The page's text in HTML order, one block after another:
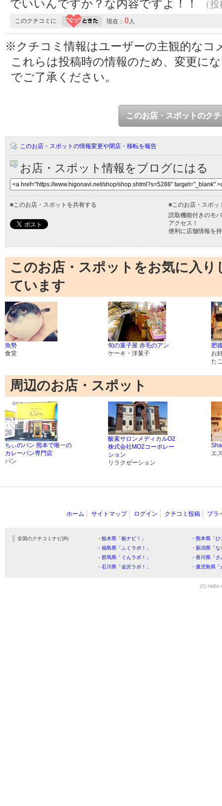
でいいんですか？な内容ですよ！！ （
このクチコミに 現在： 0人
※クチコミ情報はユーザーの主観的なコ
これらは投稿時の情報のため、変更に
でご了承ください。
このお店・スポットのク
このお店・スポットの情報変更や閉店・移転を報告
お店・スポット情報をブログにはる
■このお店・スポットを共有する ■このお店・スポッ
読取機能付きのモ
アクセス！
便利に店舗情報を
このお店・スポットをお気に入
ています
魚勢
食堂
旬の菓子屋 赤毛のアン
ケーキ・洋菓子
肥
お
た
周辺のお店・スポット
ちぃのパン 熊本で唯一の
カレーパン専門店
パン
酸素サロンメディカルO2
株式会社MO2コーポレー
ション
リラクゼーション
エ
ホーム サイトマップ ログイン クチコミ投稿 プラ
全国のクチコミナビ(R) ・栃木県「栃ナビ！」
・熊本県「
・福島県「ふくラボ！」
・新潟県「
・群馬県「ぐんラボ！」
・香川県「
・石川県「金沢ラボ！」
・鹿児島県
(C) HitBit